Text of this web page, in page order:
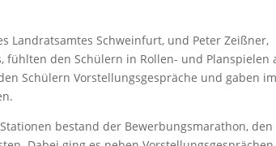
Landratsamtes Schweinfurt, und Peter Zeißner,
fühlten den Schülern in Rollen- und Planspielen
Schülern Vorstellungsgespräche und gaben
bestand der Bewerbungsmarathon,